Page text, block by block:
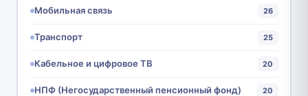
Мобильная связь 26
Транспорт 25
Кабельное и цифровое ТВ 20
НПФ (Негосударственный пенсионный фонд) 20